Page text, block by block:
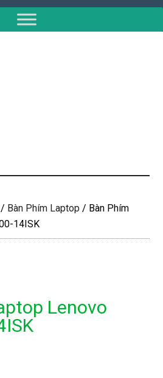
/ Bàn Phím Laptop / Bàn Phím
14ISK
Lenovo